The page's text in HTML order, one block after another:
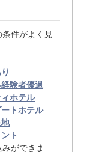
件がよく見
験者優遇
ホテル
ートホテル
ト
ができま